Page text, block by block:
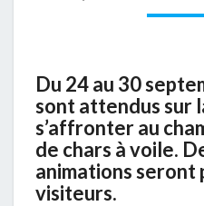
Du 24 au 30
sont attendus sur
s’affronter au
de chars à voile.
animations seront
visiteurs.